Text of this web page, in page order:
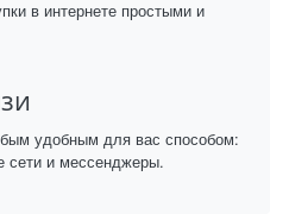
в интернете простыми и
удобным для вас способом:
сети и мессенджеры.